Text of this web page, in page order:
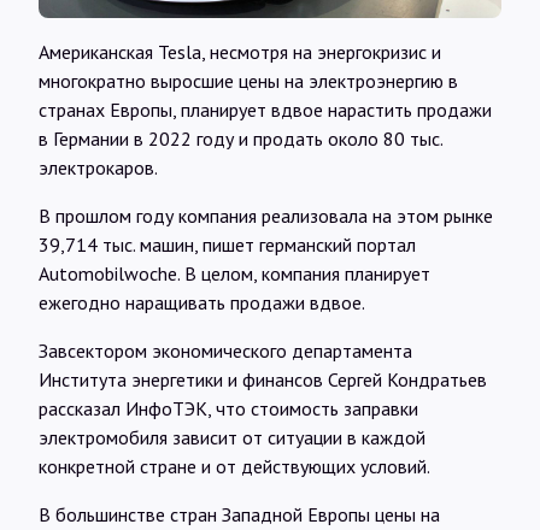
О нас
@Infotek_Russia
Американская Tesla, несмотря на энергокризис и
многократно выросшие цены на электроэнергию в
странах Европы, планирует вдвое нарастить продажи
в Германии в 2022 году и продать около 80 тыс.
электрокаров.
В прошлом году компания реализовала на этом рынке
39,714 тыс. машин, пишет германский портал
Automobilwoche. В целом, компания планирует
ежегодно наращивать продажи вдвое.
Завсектором экономического департамента
Института энергетики и финансов Сергей Кондратьев
рассказал ИнфоТЭК, что стоимость заправки
электромобиля зависит от ситуации в каждой
конкретной стране и от действующих условий.
В большинстве стран Западной Европы цены на